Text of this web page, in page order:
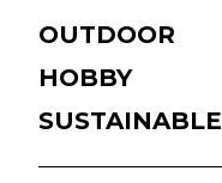
OUTDOOR
HOBBY
SUSTAINABLE